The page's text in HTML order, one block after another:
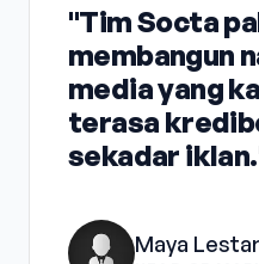
"Tim Socta
membangun
media yang
terasa
sekadar
Maya